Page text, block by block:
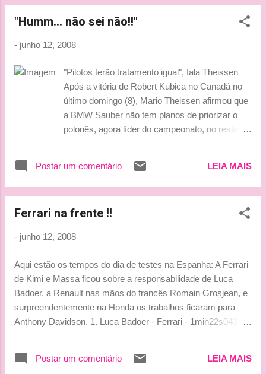
rebecebemos um simpático email,
tenho a resposta. Feliz dia dos namorados
"Humm... não sei não!!"
- junho 12, 2008
"Pilotos terão tratamento igual", fala Theissen
Após a vitória de Robert Kubica no Canadá no
último domingo (8), Mario Theissen afirmou que
a BMW Sauber não tem planos de priorizar o
polonês, agora líder do campeonato, no restante
o Mundial de Pilotos, por isso espero que a
equipe me dê 100% de apoio para continuarmos
"Não vamos mudar a nossa estratégia nas
entrevista ao site da revista "Autosport", nesta
acesso aos mesmos equipamentos e receberão
tratamento igual por parte da equipe. Então,
dependendo do que cada um fizer no treino
classificatório, decidiremos nossa tática para a
coisa clara, mas quanto ao resto ... Bom, eu ...
Postar um comentário LEIA MAIS
Ferrari na frente !!
- junho 12, 2008
Aqui estão os tempos do dia de testes na Espanha: A Ferrari
de Kimi e Massa ficou sobre a responsabilidade de Luca
Badoer, a Renault nas mãos do francês Romain Grosjean, e
surpreendentemente na Honda os trabalhos ficaram para
Anthony Davidson. 1. Luca Badoer - Ferrari - 1min22s043 2.
1min22s764 5. Gary Paffet - McLaren - 1min22s938 6.
Postar um comentário LEIA MAIS